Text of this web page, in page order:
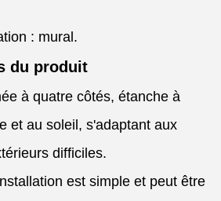
: mural.
du produit
à quatre côtés, étanche à
et au soleil, s'adaptant aux
difficiles.
est simple et peut être